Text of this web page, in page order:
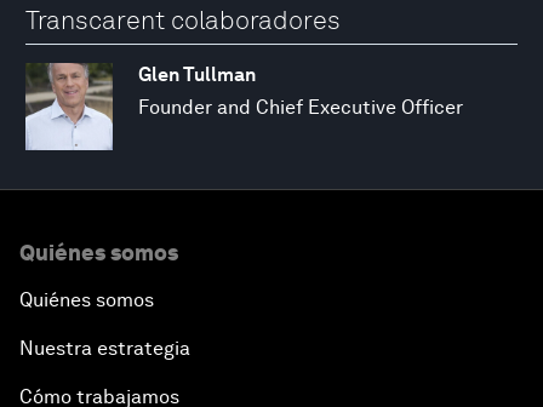
Transcarent colaboradores
Glen Tullman
Founder and Chief Executive Officer
Quiénes somos
Quiénes somos
Nuestra estrategia
Cómo trabajamos